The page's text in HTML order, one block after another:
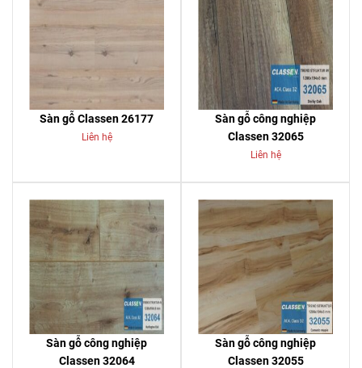
Sàn gỗ Classen 26177
Liên hệ
Sàn gỗ công nghiệp
Classen 32065
Liên hệ
Sàn gỗ công nghiệp
Classen 32064
Sàn gỗ công nghiệp
Classen 32055